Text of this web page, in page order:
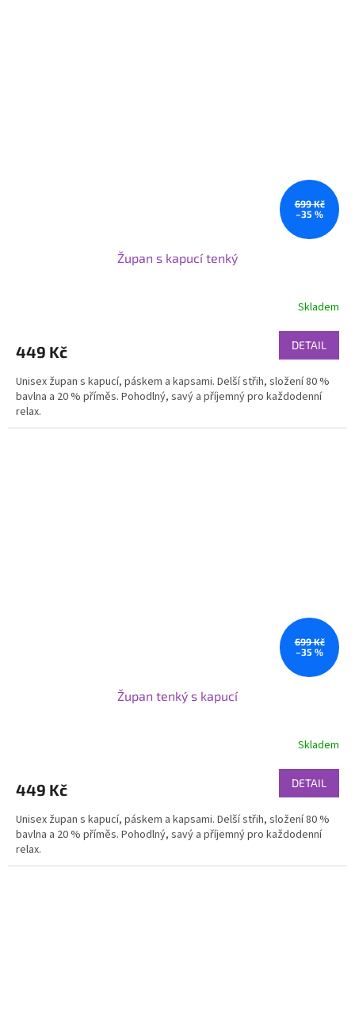
699 Kč
–35 %
Župan s kapucí tenký
Skladem
449 Kč DETAIL
Unisex župan s kapucí, páskem a kapsami. Delší střih, složení 80 %
bavlna a 20 % příměs. Pohodlný, savý a příjemný pro každodenní
relax.
699 Kč
–35 %
Župan tenký s kapucí
Skladem
449 Kč DETAIL
Unisex župan s kapucí, páskem a kapsami. Delší střih, složení 80 %
bavlna a 20 % příměs. Pohodlný, savý a příjemný pro každodenní
relax.